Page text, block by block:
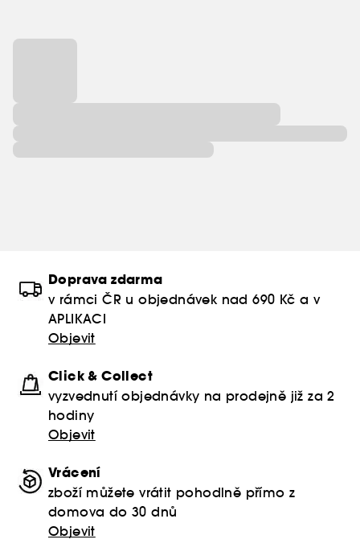
Doprava zdarma
v rámci ČR u objednávek nad 690 Kč a v
APLIKACI
Objevit
Click & Collect
vyzvednutí objednávky na prodejně již za 2
hodiny
Objevit
Vrácení
zboží můžete vrátit pohodlně přímo z
domova do 30 dnů
Objevit